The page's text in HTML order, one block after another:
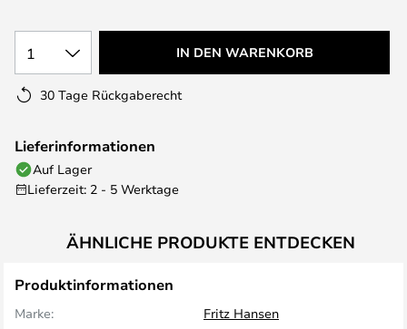
1 IN DEN WARENKORB
30 Tage Rückgaberecht
Lieferinformationen
Auf Lager
Lieferzeit: 2 - 5 Werktage
ÄHNLICHE PRODUKTE ENTDECKEN
Produktinformationen
Marke:
Fritz Hansen